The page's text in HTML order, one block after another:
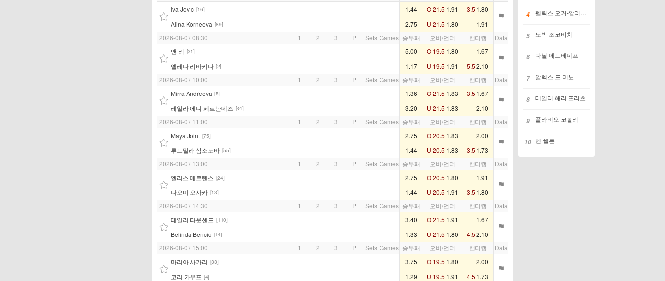
Iva Jovic [16] 1.44 O 21.5 1.91 3.5 1.80
Alina Korneeva [89] 2.75 U 21.5 1.80
1.91
2026-08-07 08:30
1 2 3 P Sets Games 승무패 오버/언더 핸디캡
Data
앤 리 [31] 5.00 O 19.5 1.80
1.67
엘레나 리바키나 [2] 1.17 U 19.5 1.91 5.5 2.10
2026-08-07 10:00
1 2 3 P Sets Games 승무패 오버/언더 핸디캡
Data
Mirra Andreeva [5] 1.36 O 21.5 1.83 3.5 1.67
레일라 에니 페르난데즈 [34] 3.20 U 21.5 1.83
2.10
2026-08-07 11:00
1 2 3 P Sets Games 승무패 오버/언더 핸디캡
Data
Maya Joint [75] 2.75 O 20.5 1.83
2.00
루드밀라 삼소노바 [55] 1.44 U 20.5 1.83 3.5 1.73
2026-08-07 13:00
1 2 3 P Sets Games 승무패 오버/언더 핸디캡
Data
엘리스 메르텐스 [24] 2.75 O 20.5 1.80
1.91
나오미 오사카 [13] 1.44 U 20.5 1.91 3.5 1.80
2026-08-07 14:30
1 2 3 P Sets Games 승무패 오버/언더 핸디캡
Data
테일러 타운센드 [110] 3.40 O 21.5 1.91
1.67
Belinda Bencic [14] 1.33 U 21.5 1.80 4.5 2.10
2026-08-07 15:00
1 2 3 P Sets Games 승무패 오버/언더 핸디캡
Data
마리아 사카리 [33] 3.75 O 19.5 1.80
2.00
코리 가우프 [4] 1.29 U 19.5 1.91 4.5 1.73
4 펠릭스 오거-알리아시메
5 노박 조코비치
6 다닐 메드베데프
7 알렉스 드 미노
8 테일러 해리 프리츠
9 플라비오 코볼리
10 벤 쉘튼